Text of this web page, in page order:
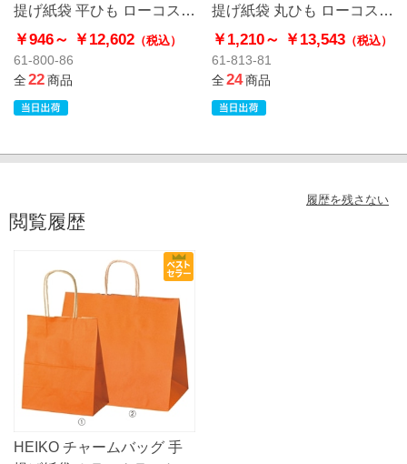
提げ紙袋 平ひも ローコスト
タイプ 茶無地
￥946～ ￥12,602 （税込）
61-800-86
全22商品
提げ紙袋 丸ひも ローコスト
タイプ 茶無地
￥1,210～ ￥13,543（税込）
61-813-81
全24商品
履歴を残さない
閲覧履歴
HEIKO チャームバッグ 手